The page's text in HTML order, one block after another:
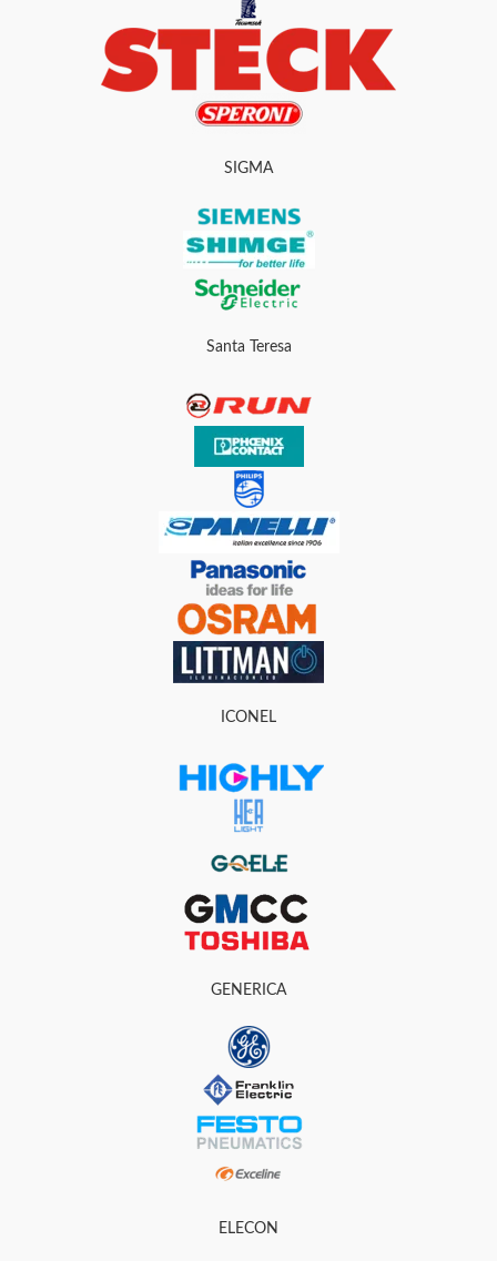
SIGMA
Santa Teresa
ICONEL
GENERICA
ELECON